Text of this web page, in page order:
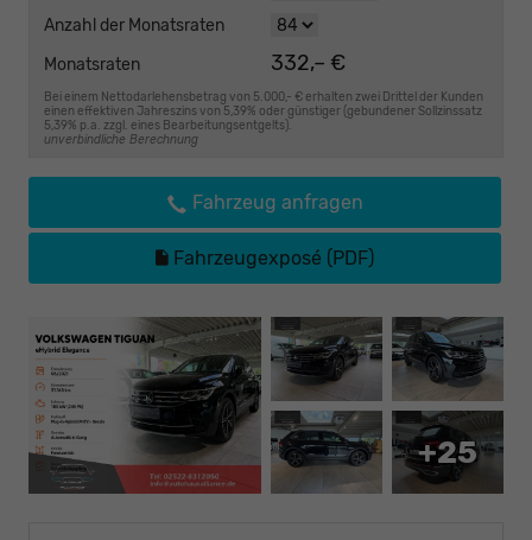
Anzahl der Monatsraten
Monatsraten
332,– €
Bei einem Nettodarlehensbetrag von 5.000,- € erhalten zwei Drittel der Kunden
einen effektiven Jahreszins von 5,39% oder günstiger (gebundener Sollzinssatz
5,39% p.a. zzgl. eines Bearbeitungsentgelts).
unverbindliche Berechnung
Fahrzeug anfragen
Fahrzeugexposé (PDF)
+25